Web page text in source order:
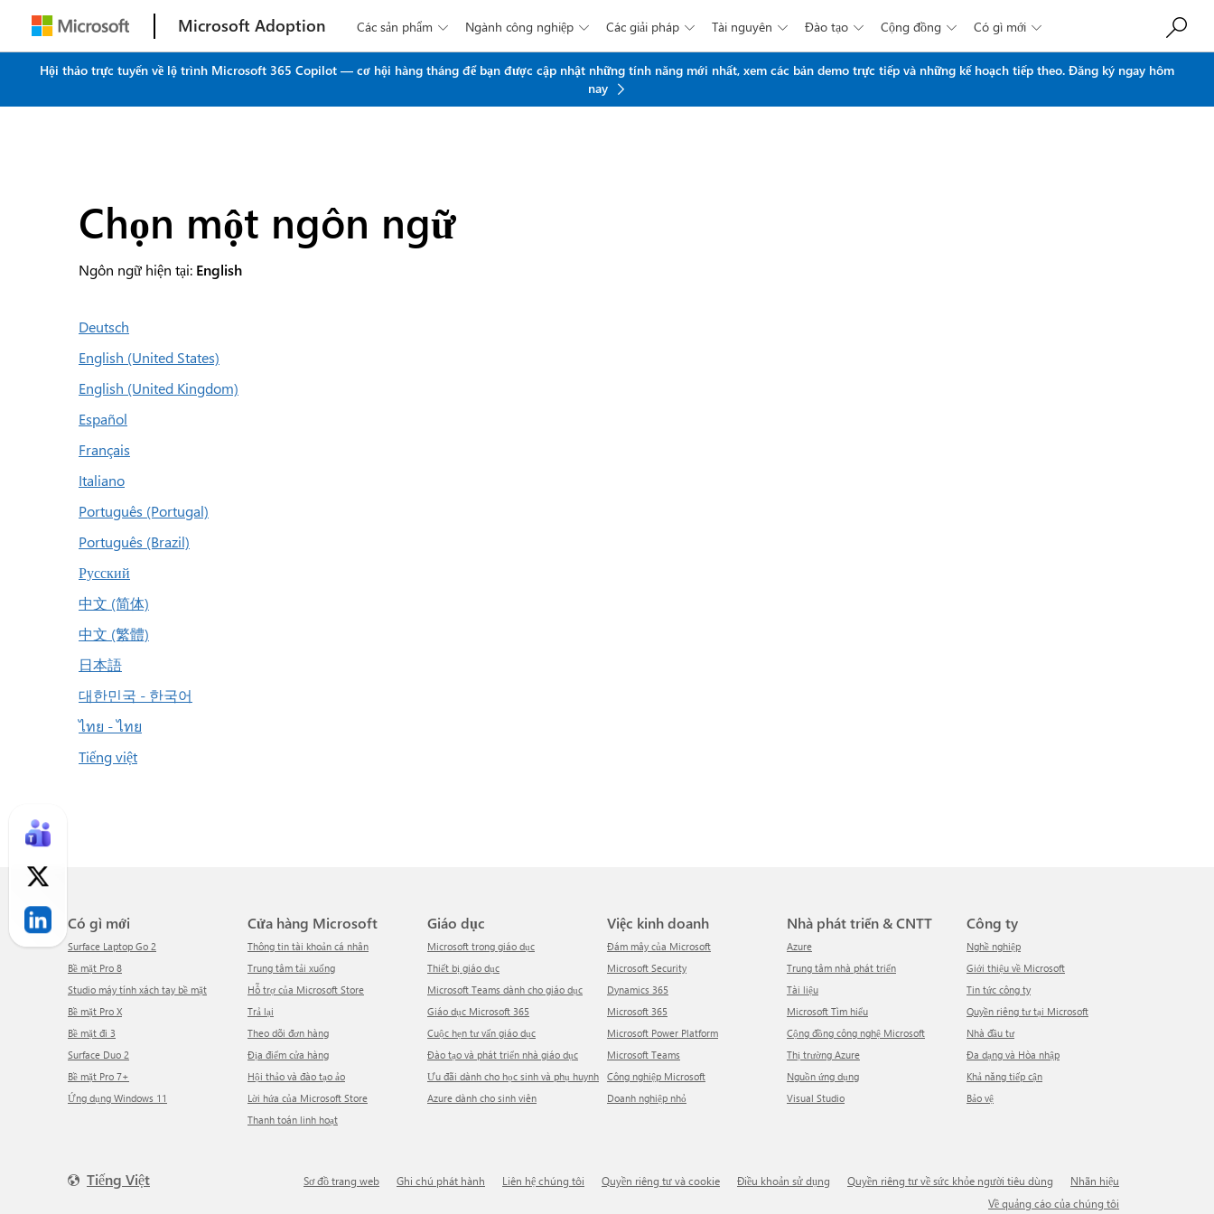
Chuyển đến nội dung chính
Microsoft Adoption Các sản phẩm  Ngành công nghiệp  Các giải pháp  Tài nguyên  Đào tạo  Cộng đồng  Có gì mới 
Hội thảo trực tuyến về lộ trình Microsoft 365 Copilot — cơ hội hàng tháng để bạn được cập nhật những tính năng mới nhất, xem các bản demo trực tiếp và những kế hoạch tiếp theo. Đăng ký ngay hôm
nay
Chọn một ngôn ngữ
Ngôn ngữ hiện tại: English
Deutsch
English (United States)
English (United Kingdom)
Español
Français
Italiano
Português (Portugal)
Português (Brazil)
Русский
中文 (简体)
中文 (繁體)
日本語
대한민국 - 한국어
ไทย - ไทย
Tiếng việt
Có gì mới
Surface Laptop Go 2
Bề mặt Pro 8
Studio máy tính xách tay bề mặt
Bề mặt Pro X
Bề mặt đi 3
Surface Duo 2
Bề mặt Pro 7+
Ứng dụng Windows 11
Cửa hàng Microsoft
Thông tin tài khoản cá nhân
Trung tâm tải xuống
Hỗ trợ của Microsoft Store
Trả lại
Theo dõi đơn hàng
Địa điểm cửa hàng
Hội thảo và đào tạo ảo
Lời hứa của Microsoft Store
Thanh toán linh hoạt
Giáo dục
Microsoft trong giáo dục
Thiết bị giáo dục
Microsoft Teams dành cho giáo dục
Giáo dục Microsoft 365
Cuộc hẹn tư vấn giáo dục
Đào tạo và phát triển nhà giáo dục
Ưu đãi dành cho học sinh và phụ huynh
Azure dành cho sinh viên
Việc kinh doanh
Đám mây của Microsoft
Microsoft Security
Dynamics 365
Microsoft 365
Microsoft Power Platform
Microsoft Teams
Công nghiệp Microsoft
Doanh nghiệp nhỏ
Nhà phát triển & CNTT
Azure
Trung tâm nhà phát triển
Tài liệu
Microsoft Tìm hiểu
Cộng đồng công nghệ Microsoft
Thị trường Azure
Nguồn ứng dụng
Visual Studio
Công ty
Nghề nghiệp
Giới thiệu về Microsoft
tin tức công ty
Quyền riêng tư tại Microsoft
Nhà đầu tư
Đa dạng và Hòa nhập
Khả năng tiếp cận
Bảo vệ
Tiếng Việt Sơ đồ trang web Ghi chú phát hành Liên hệ chúng tôi Quyền riêng tư và cookie Điều khoản sử dụng Quyền riêng tư về sức khỏe người tiêu dùng
Nhãn hiệu
Về quảng cáo của chúng tôi